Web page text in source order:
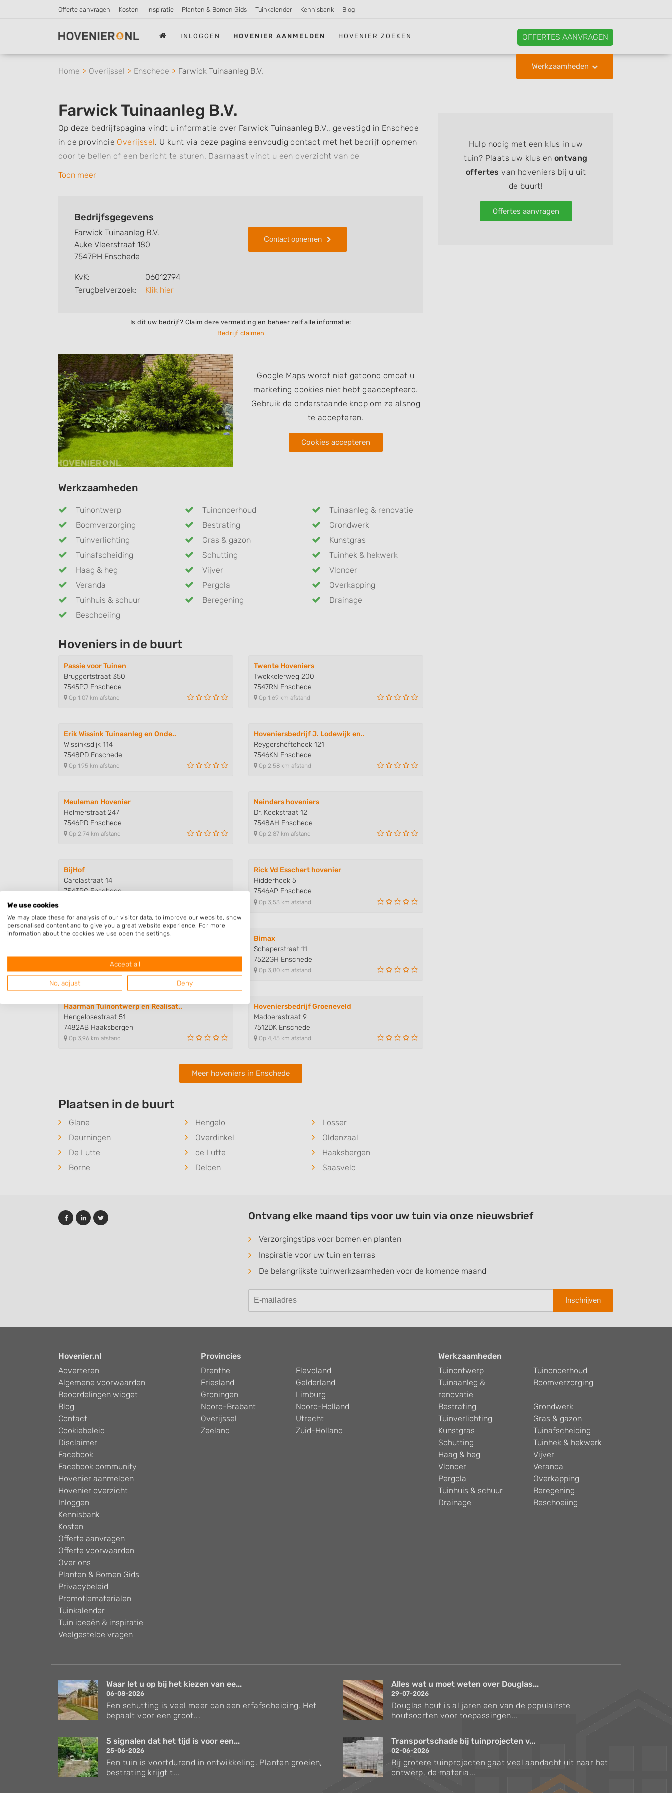
Offerte aanvragen Kosten Inspiratie Planten & Bomen Gids Tuinkalender Kennisbank Blog
INLOGGEN HOVENIER AANMELDEN HOVENIER ZOEKEN OFFERTES AANVRAGEN
Werkzaamheden
Home Overijssel Enschede Farwick Tuinaanleg B.V.
Farwick Tuinaanleg B.V.
Op deze bedrijfspagina vindt u informatie over Farwick Tuinaanleg B.V., gevestigd in Enschede
in de provincie Overijssel. U kunt via deze pagina eenvoudig contact met het bedrijf opnemen
door te bellen of een bericht te sturen. Daarnaast vindt u een overzicht van de
werkzaamheden van dit bedrijf, zo kunt u snel zien welke zaken Farwick Tuinaanleg B.V. voor u
Zoekt u een ander bedrijf? Bekijk dan andere hoveniers en bedrijven in
Toon meer
Bedrijfsgegevens
Farwick Tuinaanleg B.V.
Auke Vleerstraat 180
7547PH Enschede
KvK:
06012794
Terugbelverzoek:
Klik hier
Contact opnemen
Is dit uw bedrijf? Claim deze vermelding en beheer zelf alle informatie:
Bedrijf claimen
Google Maps wordt niet getoond omdat u
marketing cookies niet hebt geaccepteerd.
Gebruik de onderstaande knop om ze alsnog
te accepteren.
Cookies accepteren
Werkzaamheden
Tuinontwerp Tuinonderhoud
Tuinaanleg & renovatie
Boomverzorging
Bestrating
Grondwerk
Tuinverlichting
Gras & gazon
Kunstgras
Tuinafscheiding
Schutting
Tuinhek & hekwerk
Haag & heg
Vijver
Vlonder
Veranda
Pergola
Overkapping
Tuinhuis & schuur
Beregening
Drainage
Beschoeiing
Hoveniers in de buurt
Passie voor Tuinen
Bruggertstraat 350
7545PJ Enschede
Op 1,07 km afstand
Twente Hoveniers
Twekkelerweg 200
7547RN Enschede
Op 1,69 km afstand
Erik Wissink Tuinaanleg en Onde..
Wissinksdijk 114
7548PD Enschede
Op 1,95 km afstand
Hoveniersbedrijf J. Lodewijk en..
Reygershöftehoek 121
7546KN Enschede
Op 2,58 km afstand
Meuleman Hovenier
Helmerstraat 247
7546PD Enschede
Op 2,74 km afstand
Neinders hoveniers
Dr. Koekstraat 12
7548AH Enschede
Op 2,87 km afstand
BijHof
Carolastraat 14
7543RC Enschede
Rick Vd Esschert hovenier
Hidderhoek 5
7546AP Enschede
Op 3,53 km afstand
Balk en Baartman Hoveniers
7552AE Hengelo
Op 3,53 km afstand
Bimax
Schaperstraat 11
7522GH Enschede
Op 3,80 km afstand
Haarman Tuinontwerp en Realisat..
Hengelosestraat 51
7482AB Haaksbergen
Op 3,96 km afstand
Hoveniersbedrijf Groeneveld
Madoerastraat 9
7512DK Enschede
Op 4,45 km afstand
Meer hoveniers in Enschede
Plaatsen in de buurt
Glane Hengelo
Losser
Deurningen
Overdinkel
Oldenzaal
De Lutte
de Lutte
Haaksbergen
Borne
Delden Saasveld
Hulp nodig met een klus in uw
tuin? Plaats uw klus en ontvang
offertes van hoveniers bij u uit
de buurt!
Offertes aanvragen
Ontvang elke maand tips voor uw tuin via onze nieuwsbrief
Verzorgingstips voor bomen en planten
Inspiratie voor uw tuin en terras
De belangrijkste tuinwerkzaamheden voor de komende maand
Inschrijven
Hovenier.nl
Adverteren
Algemene voorwaarden
Beoordelingen widget
Blog
Contact
Cookiebeleid
Disclaimer
Facebook
Facebook community
Hovenier aanmelden
Hovenier overzicht
Inloggen
Kennisbank
Kosten
Offerte aanvragen
Offerte voorwaarden
Over ons
Planten & Bomen Gids
Privacybeleid
Promotiematerialen
Tuinkalender
Tuin ideeën & inspiratie
Veelgestelde vragen
Provincies
Drenthe
Flevoland
Friesland
Gelderland
Groningen
Limburg
Noord-Brabant
Noord-Holland
Overijssel
Utrecht
Zeeland
Zuid-Holland
Werkzaamheden
Tuinontwerp
Tuinonderhoud
Tuinaanleg &
renovatie
Boomverzorging
Bestrating
Grondwerk
Tuinverlichting
Gras & gazon
Kunstgras
Tuinafscheiding
Schutting
Tuinhek & hekwerk
Haag & heg
Vijver
Vlonder
Veranda
Pergola
Overkapping
Tuinhuis & schuur
Beregening
Drainage
Beschoeiing
Waar let u op bij het kiezen van ee...
06-08-2026
Een schutting is veel meer dan een erfafscheiding. Het
bepaalt voor een groot...
Alles wat u moet weten over Douglas...
29-07-2026
Douglas hout is al jaren een van de populairste
houtsoorten voor toepassingen...
5 signalen dat het tijd is voor een...
25-06-2026
Een tuin is voortdurend in ontwikkeling. Planten groeien,
bestrating krijgt t...
Transportschade bij tuinprojecten v...
02-06-2026
Bij grotere tuinprojecten gaat veel aandacht uit naar het
ontwerp, de materia...
We use cookies
We may place these for analysis of our visitor data, to improve our website, show
personalised content and to give you a great website experience. For more
information about the cookies we use open the settings.
Accept all
No, adjust Deny